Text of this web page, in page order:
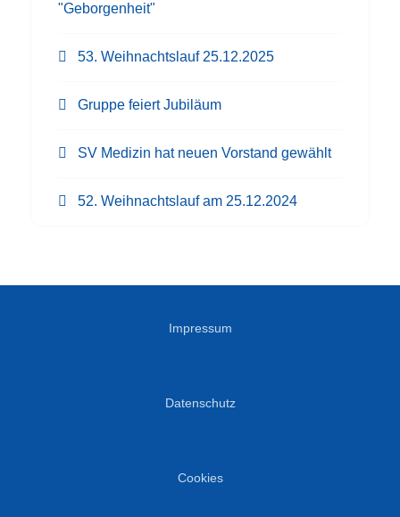
"Geborgenheit"
53. Weihnachtslauf 25.12.2025
Gruppe feiert Jubiläum
SV Medizin hat neuen Vorstand gewählt
52. Weihnachtslauf am 25.12.2024
Impressum
Datenschutz
Cookies